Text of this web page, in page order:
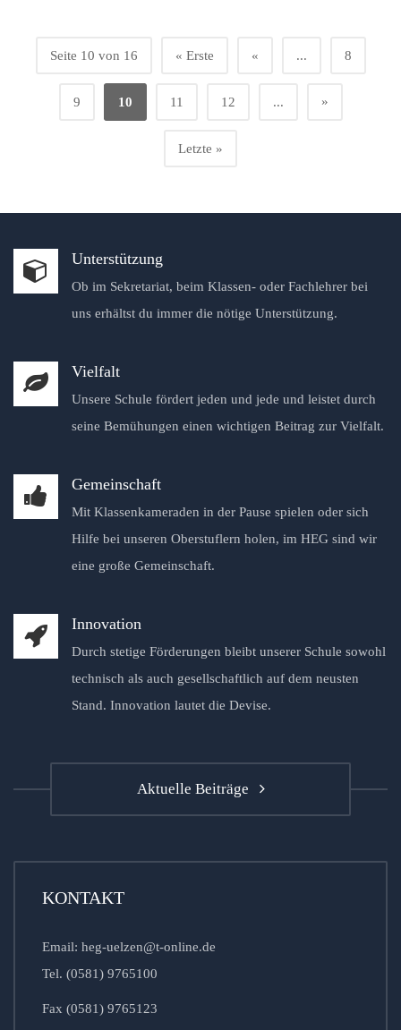
Seite 10 von 16 « Erste « ... 8
9 10 11 12 ... »
Letzte »
Unterstützung
Ob im Sekretariat, beim Klassen- oder Fachlehrer bei
uns erhältst du immer die nötige Unterstützung.
Vielfalt
Unsere Schule fördert jeden und jede und leistet durch
seine Bemühungen einen wichtigen Beitrag zur Vielfalt.
Gemeinschaft
Mit Klassenkameraden in der Pause spielen oder sich
Hilfe bei unseren Oberstuflern holen, im HEG sind wir
eine große Gemeinschaft.
Innovation
Durch stetige Förderungen bleibt unserer Schule sowohl
technisch als auch gesellschaftlich auf dem neusten
Stand. Innovation lautet die Devise.
Aktuelle Beiträge
KONTAKT
Email: heg-uelzen@t-online.de
Tel. (0581) 9765100
Fax (0581) 9765123